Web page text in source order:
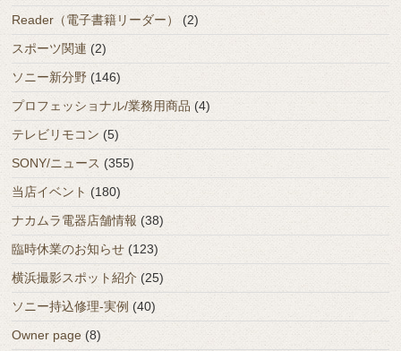
Reader（電子書籍リーダー）
(2)
スポーツ関連 (2)
ソニー新分野 (146)
プロフェッショナル/業務用商品 (4)
テレビリモコン (5)
SONY/ニュース (355)
当店イベント (180)
ナカムラ電器店舗情報 (38)
臨時休業のお知らせ (123)
横浜撮影スポット紹介 (25)
ソニー持込修理-実例 (40)
Owner page (8)